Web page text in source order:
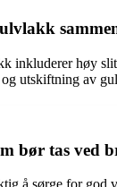
inkluderer høy
utskiftning av
bør tas ved